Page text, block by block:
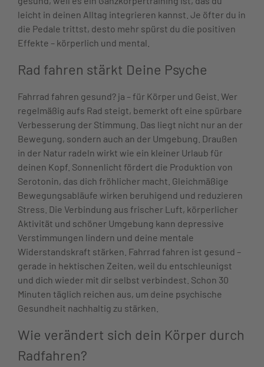
leicht in deinen Alltag integrieren kannst. Je öfter du in
die Pedale trittst, desto mehr spürst du die positiven
Effekte – körperlich und mental.
Rad fahren stärkt Deine Psyche
Fahrrad fahren gesund? ja – für Körper und Geist. Wer
regelmäßig aufs Rad steigt, bemerkt oft eine spürbare
Verbesserung der Stimmung. Das liegt nicht nur an der
Bewegung, sondern auch an der Umgebung. Draußen
in der Natur radeln wirkt wie ein kleiner Urlaub für
deinen Kopf. Sonnenlicht fördert die Produktion von
Serotonin, das dich fröhlicher macht. Gleichmäßige
Bewegungsabläufe wirken beruhigend und reduzieren
Stress. Die Verbindung aus frischer Luft, körperlicher
Aktivität und schöner Umgebung kann depressive
Verstimmungen lindern und deine mentale
Widerstandskraft stärken. Fahrrad fahren ist gesund –
gerade in hektischen Zeiten, weil du entschleunigst
und dich wieder mit dir selbst verbindest. Schon 30
Minuten täglich reichen aus, um deine psychische
Gesundheit nachhaltig zu stärken.
Wie verändert sich dein Körper durch
Radfahren?